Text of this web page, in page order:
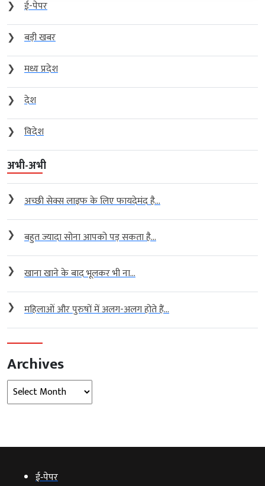
❯
ई-पेपर
❯
बड़ी खबर
❯
मध्य प्रदेश
❯
देश
❯
विदेश
अभी-अभी
❯ अच्छी सेक्स लाइफ के लिए फायदेमंद है...
❯ बहुत ज्यादा सोना आपको पड़ सकता है...
❯ खाना खाने के बाद भूलकर भी ना...
❯ महिलाओं और पुरुषों में अलग-अलग होते हैं...
Archives
Archives
ई‑पेपर